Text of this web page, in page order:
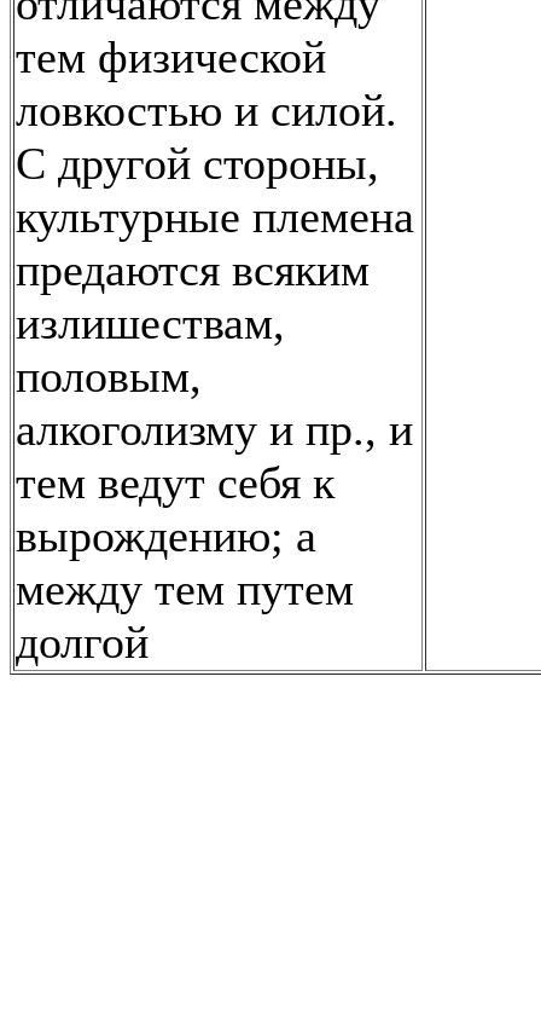
тем физической
ловкостью и силой.
С другой стороны,
культурные племена
предаются всяким
излишествам,
половым,
алкоголизму и пр., и
тем ведут себя к
вырождению; а
между тем путем
долгой